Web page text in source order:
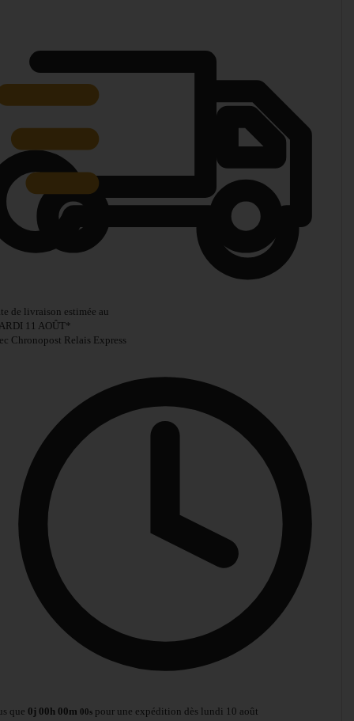
de livraison estimée au
11 AOÛT*
Chronopost Relais Express
que 0j 00h 00m 00s pour une expédition dès lundi 10 août